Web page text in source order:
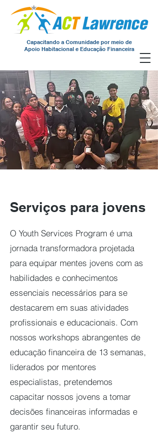
Capacitando a Comunidade por meio de
Apoio Habitacional e Educação Financeira
Serviços para jovens
O Youth Services Program é uma
jornada transformadora projetada
para equipar mentes jovens com as
habilidades e conhecimentos
essenciais necessários para se
destacarem em suas atividades
profissionais e educacionais. Com
nossos workshops abrangentes de
educação financeira de 13 semanas,
liderados por mentores
especialistas, pretendemos
capacitar nossos jovens a tomar
decisões financeiras informadas e
garantir seu futuro.